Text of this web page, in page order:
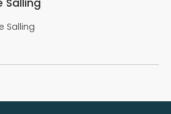
Salling